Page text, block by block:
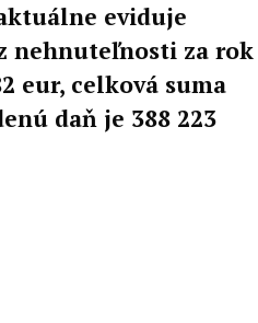
eviduje
nehnuteľnosti za rok
eur, celková suma
daň je 388 223